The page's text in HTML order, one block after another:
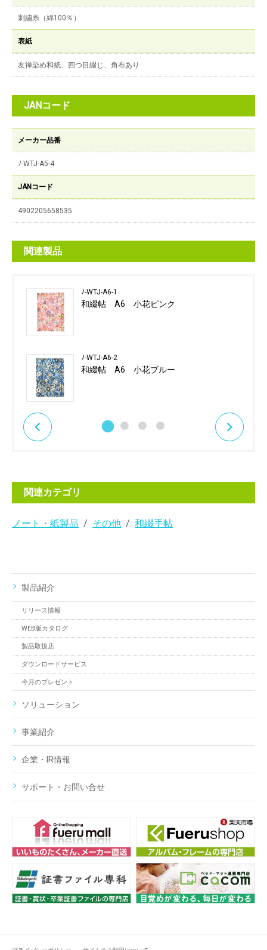
刺繍糸（綿100％）
表紙
友禅染め和紙、四つ目綴じ、角布あり
JANコード
メーカー品番
ﾉ-WTJ-A5-4
JANコード
4902205658535
関連製品
ﾉ-WTJ-A6-1
和綴帖 A6 小花ピンク
ﾉ-WTJ-A6-2
和綴帖 A6 小花ブルー
関連カテゴリ
ノート・紙製品 その他 和綴手帖
製品紹介
リリース情報
WEB版カタログ
製品取扱店
ダウンロードサービス
今月のプレゼント
ソリューション
事業紹介
企業・IR情報
サポート・お問い合せ